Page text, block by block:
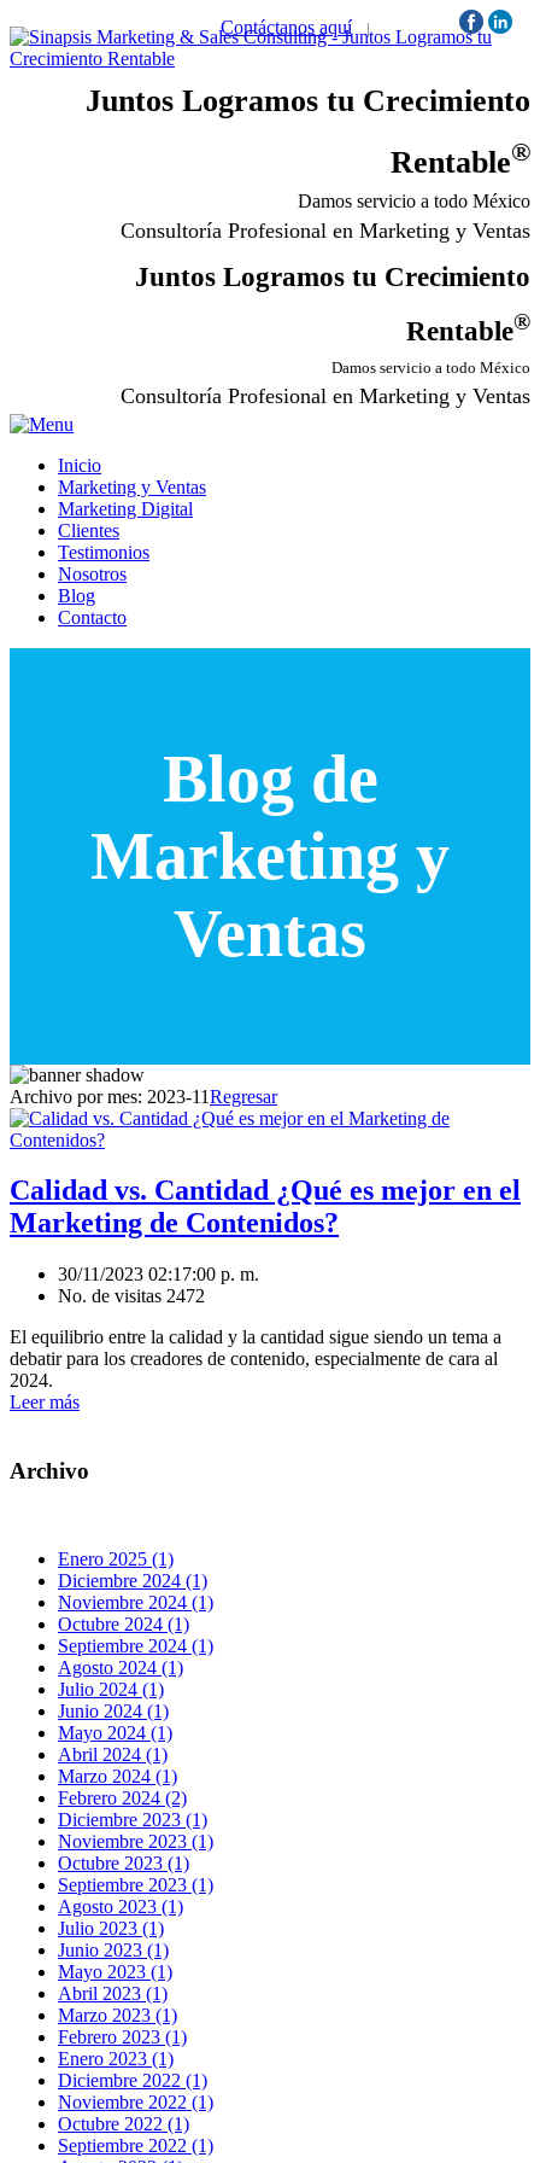
Contáctanos aquí | Síguenos:
Juntos Logramos tu Crecimiento
Rentable®
Damos servicio a todo México
Consultoría Profesional en Marketing y Ventas
Juntos Logramos tu Crecimiento
Rentable®
Damos servicio a todo México
Consultoría Profesional en Marketing y Ventas
Inicio
Marketing y Ventas
Marketing Digital
Clientes
Testimonios
Nosotros
Blog
Contacto
Blog de
Marketing y
Ventas
Archivo por mes: 2023-11Regresar
Calidad vs. Cantidad ¿Qué es mejor en el
Marketing de Contenidos?
30/11/2023 02:17:00 p. m.
No. de visitas 2472
El equilibrio entre la calidad y la cantidad sigue siendo un tema a
debatir para los creadores de contenido, especialmente de cara al
2024.
Leer más
Archivo
Enero 2025 (1)
Diciembre 2024 (1)
Noviembre 2024 (1)
Octubre 2024 (1)
Septiembre 2024 (1)
Agosto 2024 (1)
Julio 2024 (1)
Junio 2024 (1)
Mayo 2024 (1)
Abril 2024 (1)
Marzo 2024 (1)
Febrero 2024 (2)
Diciembre 2023 (1)
Noviembre 2023 (1)
Octubre 2023 (1)
Septiembre 2023 (1)
Agosto 2023 (1)
Julio 2023 (1)
Junio 2023 (1)
Mayo 2023 (1)
Abril 2023 (1)
Marzo 2023 (1)
Febrero 2023 (1)
Enero 2023 (1)
Diciembre 2022 (1)
Noviembre 2022 (1)
Octubre 2022 (1)
Septiembre 2022 (1)